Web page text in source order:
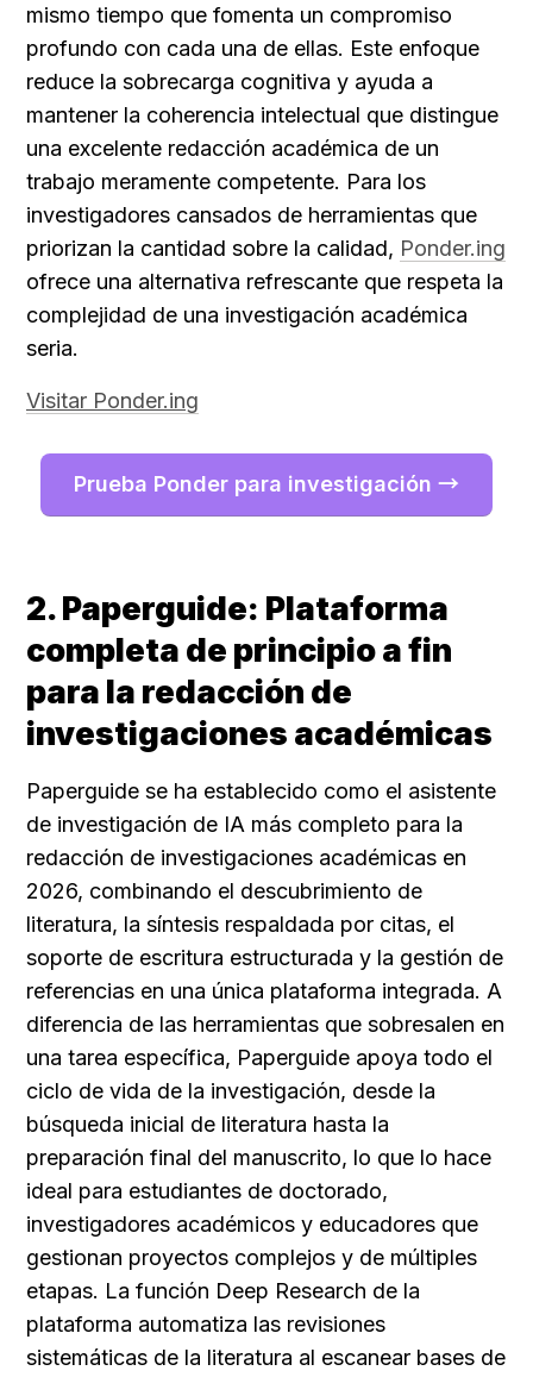
mismo tiempo que fomenta un compromiso
profundo con cada una de ellas. Este enfoque
reduce la sobrecarga cognitiva y ayuda a
mantener la coherencia intelectual que distingue
una excelente redacción académica de un
trabajo meramente competente. Para los
investigadores cansados de herramientas que
priorizan la cantidad sobre la calidad, Ponder.ing
ofrece una alternativa refrescante que respeta la
complejidad de una investigación académica
seria.
Visitar Ponder.ing
Prueba Ponder para investigación →
2. Paperguide: Plataforma
completa de principio a fin
para la redacción de
investigaciones académicas
Paperguide se ha establecido como el asistente
de investigación de IA más completo para la
redacción de investigaciones académicas en
2026, combinando el descubrimiento de
literatura, la síntesis respaldada por citas, el
soporte de escritura estructurada y la gestión de
referencias en una única plataforma integrada. A
diferencia de las herramientas que sobresalen en
una tarea específica, Paperguide apoya todo el
ciclo de vida de la investigación, desde la
búsqueda inicial de literatura hasta la
preparación final del manuscrito, lo que lo hace
ideal para estudiantes de doctorado,
investigadores académicos y educadores que
gestionan proyectos complejos y de múltiples
etapas. La función Deep Research de la
plataforma automatiza las revisiones
sistemáticas de la literatura al escanear bases de